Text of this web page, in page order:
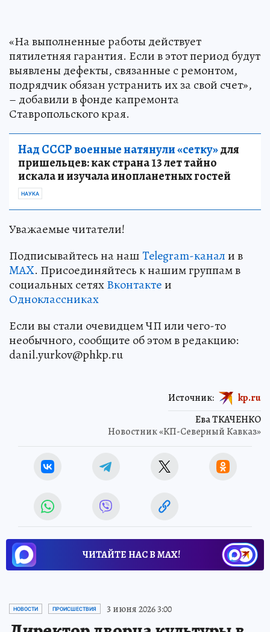
«На выполненные работы действует
пятилетняя гарантия. Если в этот период будут
выявлены дефекты, связанные с ремонтом,
подрядчик обязан устранить их за свой счет»,
– добавили в фонде капремонта
Ставропольского края.
Над СССР военные натянули «сетку»для
пришельцев: как страна 13 лет тайно
искала и изучала инопланетных гостей
НАУКА
Уважаемые читатели!
Подписывайтесь на нашTelegram-канали в
MAX. Присоединяйтесь к нашим группам в
социальных сетяхВконтактеи
Одноклассниках
Если вы стали очевидцем ЧП или чего-то
необычного, сообщите об этом в редакцию:
danil.yurkov@phkp.ru
Ева ТКАЧЕНКО
Новостник «КП-Северный Кавказ»
Источник: kp.ru
ЧИТАЙТЕ НАС В МАХ!
НОВОСТИ ПРОИСШЕСТВИЯ 3 июня 2026 3:00